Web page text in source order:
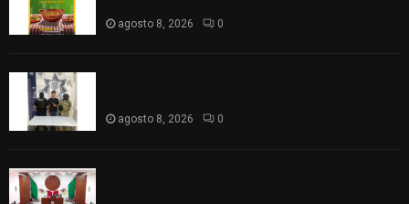
agosto 8, 2026 0
agosto 8, 2026 0